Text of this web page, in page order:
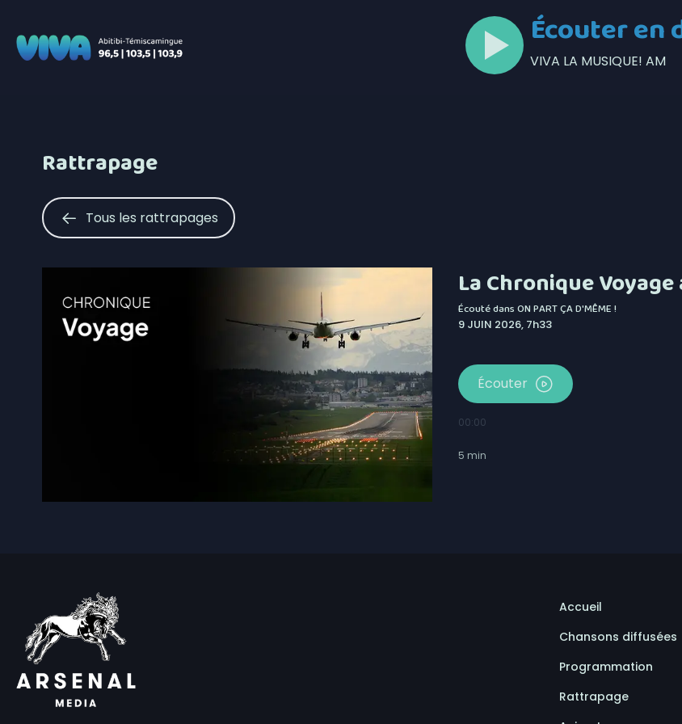
Écouter en
VIVA LA MUSIQUE! AM
Rattrapage
Tous les rattrapages
La Chronique
Écouté dansON PART ÇA D'MÊME !
9 JUIN 2026, 7h33
Écouter
00:00
5 min
Accueil
Chansons diffusées
Programmation
Rattrapage